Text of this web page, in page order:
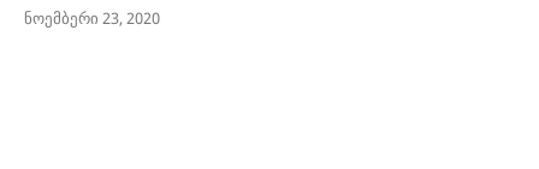
ნოემბერი 23, 2020